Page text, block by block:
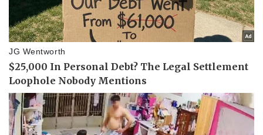
Pháp luật
Quân sự - Quốc phòng